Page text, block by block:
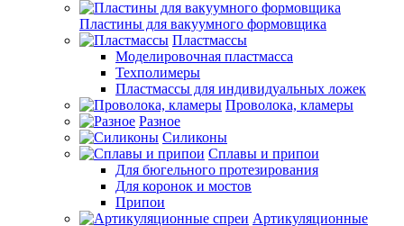
Пластины для вакуумного формовщика
Пластмассы
Моделировочная пластмасса
Техполимеры
Пластмассы для индивидуальных ложек
Проволока, кламеры
Разное
Силиконы
Сплавы и припои
Для бюгельного протезирования
Для коронок и мостов
Припои
Артикуляционные